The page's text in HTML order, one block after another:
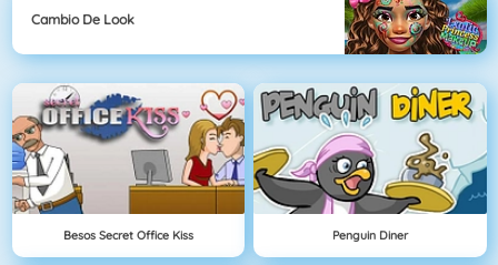
Cambio De Look
Besos Secret Office Kiss Penguin Diner